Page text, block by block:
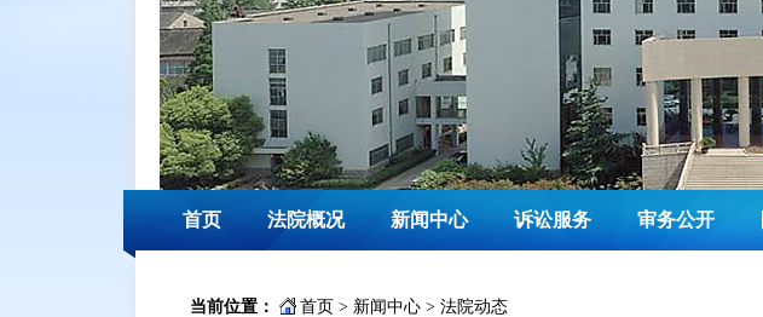
首页 法院概况 新闻中心 诉讼服务 审务公开
当前位置： 首页 > 新闻中心 > 法院动态